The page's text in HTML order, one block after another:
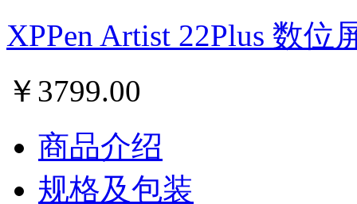
XPPen Artist 22Plus 数位
￥ 3799.00
商品介绍
规格及包装